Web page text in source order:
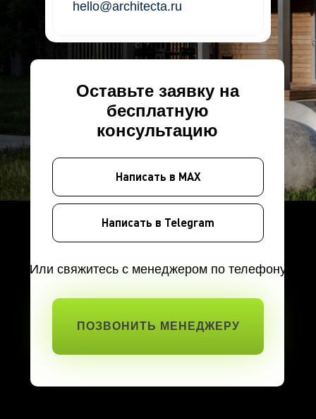
hello@architecta.ru
Оставьте заявку на
бесплатную
консультацию
Написать в Telegram
Написать в MAX
Или свяжитесь с менеджером по телефону
ПОЗВОНИТЬ МЕНЕДЖЕРУ